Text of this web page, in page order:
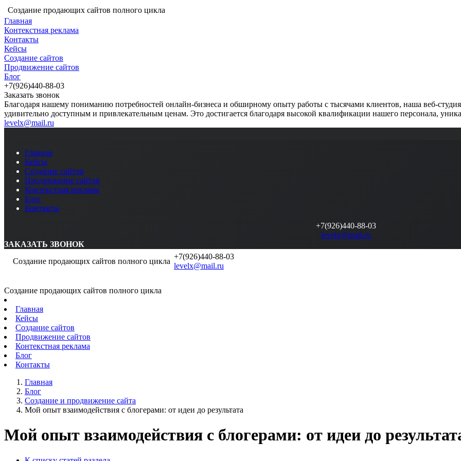
Создание продающих сайтов полного цикла
Главная
Контекстная реклама
Контакты
Кейсы
Создание сайтов
Продвижение сайтов
Блог
+7(926)440-88-03
Заказать звонок
Благодаря нашему пониманию потребностей онлайн-бизнеса и обширному опыту работы с тысячами клиентов, наша веб-
удивительно доступным и привлекательным ценам. Это достигается благодаря высокой квалификации нашего персонала,
levelx@mail.ru
Главная
Кейсы
Создание сайтов
Продвижение сайтов
Контекстная реклама
Блог
Контакты
+7(926)440-88-03
levelx@mail.ru
ЗАКАЗАТЬ ЗВОНОК
Создание продающих сайтов полного цикла
+7(926)440-88-03
levelx@mail.ru
Создание продающих сайтов полного цикла
Главная
Кейсы
Создание сайтов
Продвижение сайтов
Контекстная реклама
Блог
Контакты
Главная
Блог
Создание и продвижение сайта
Мой опыт взаимодействия с блогерами: от идеи до результата
Мой опыт взаимодействия с блогерами: от идеи до